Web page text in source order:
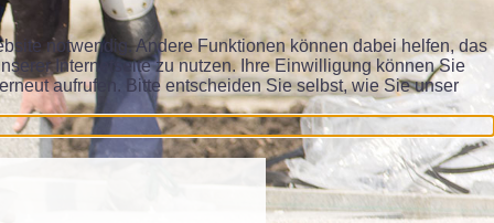
notwendig. Andere Funktionen können dabei helfen, das
Internetseite zu nutzen. Ihre Einwilligung können Sie
aufrufen. Bitte entscheiden Sie selbst, wie Sie unser